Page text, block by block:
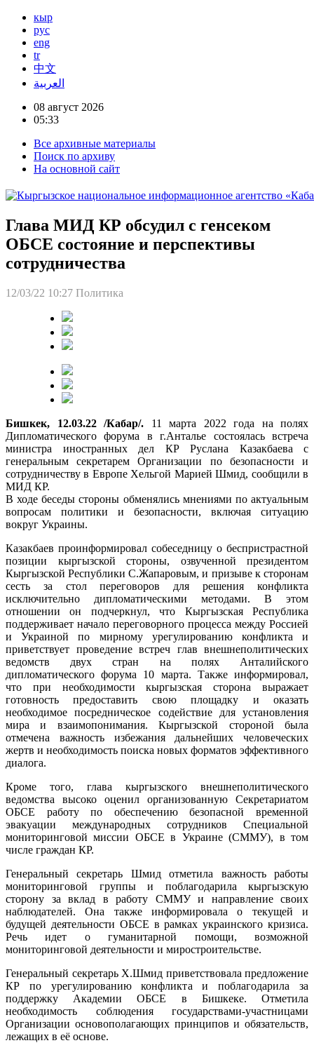
кыр
рус
eng
tr
中文
العربية
08 август 2026
05:33
Все архивные материалы
Поиск по архиву
На основной сайт
Глава МИД КР обсудил с генсеком
ОБСЕ состояние и перспективы
сотрудничества
12/03/22 10:27 Политика
Бишкек, 12.03.22 /Кабар/. 11 марта 2022 года на полях
Дипломатического форума в г.Анталье состоялась встреча
министра иностранных дел КР Руслана Казакбаева с
генеральным секретарем Организации по безопасности и
сотрудничеству в Европе Хельгой Марией Шмид, сообщили в
МИД КР.
В ходе беседы стороны обменялись мнениями по актуальным
вопросам политики и безопасности, включая ситуацию
вокруг Украины.
Казакбаев проинформировал собеседницу о беспристрастной
позиции кыргызской стороны, озвученной президентом
Кыргызской Республики С.Жапаровым, и призыве к сторонам
сесть за стол переговоров для решения конфликта
исключительно дипломатическими методами. В этом
отношении он подчеркнул, что Кыргызская Республика
поддерживает начало переговорного процесса между Россией
и Украиной по мирному урегулированию конфликта и
приветствует проведение встреч глав внешнеполитических
ведомств двух стран на полях Анталийского
дипломатического форума 10 марта. Также информировал,
что при необходимости кыргызская сторона выражает
готовность предоставить свою площадку и оказать
необходимое посредническое содействие для установления
мира и взаимопонимания. Кыргызской стороной была
отмечена важность избежания дальнейших человеческих
жертв и необходимость поиска новых форматов эффективного
диалога.
Кроме того, глава кыргызского внешнеполитического
ведомства высоко оценил организованную Секретариатом
ОБСЕ работу по обеспечению безопасной временной
эвакуации международных сотрудников Специальной
мониторинговой миссии ОБСЕ в Украине (СММУ), в том
числе граждан КР.
Генеральный секретарь Шмид отметила важность работы
мониторинговой группы и поблагодарила кыргызскую
сторону за вклад в работу СММУ и направление своих
наблюдателей. Она также информировала о текущей и
будущей деятельности ОБСЕ в рамках украинского кризиса.
Речь идет о гуманитарной помощи, возможной
мониторинговой деятельности и миростроительстве.
Генеральный секретарь Х.Шмид приветствовала предложение
КР по урегулированию конфликта и поблагодарила за
поддержку Академии ОБСЕ в Бишкеке. Отметила
необходимость соблюдения государствами-участницами
Организации основополагающих принципов и обязательств,
лежащих в её основе.